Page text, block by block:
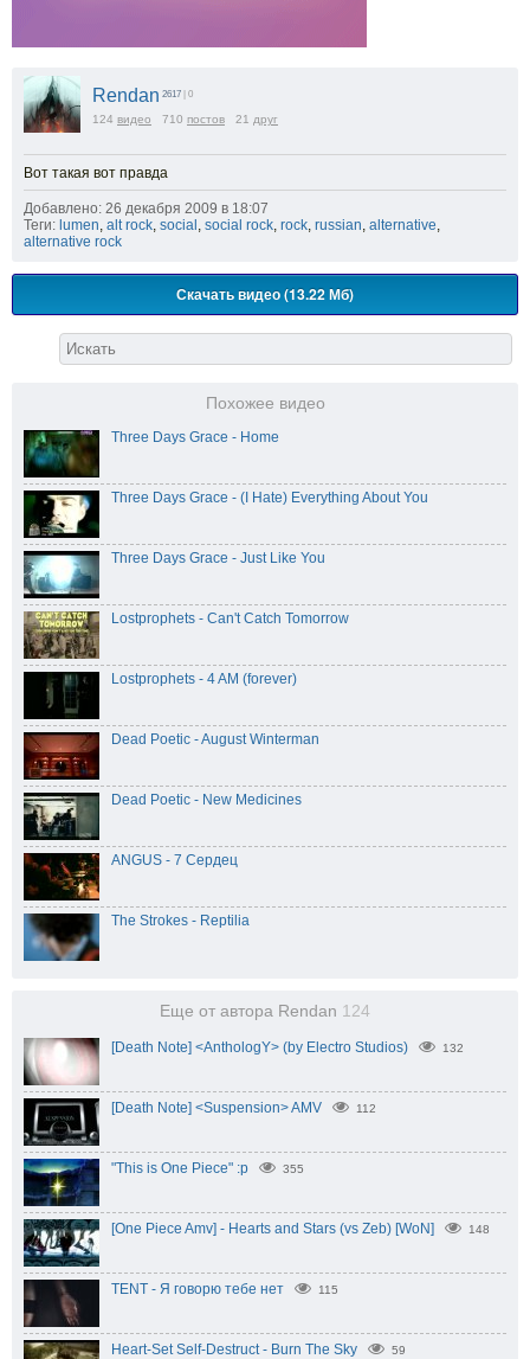
Rendan 2617 | 0
124 видео 710 постов 21 друг
Вот такая вот правда
Добавлено: 26 декабря 2009 в 18:07
Теги: lumen alt rock social social rock rock russian alternative
alternative rock
Скачать видео (13.22 Мб)
Похожее видео
Three Days Grace - Home
Three Days Grace - (I Hate) Everything About You
Three Days Grace - Just Like You
Lostprophets - Can't Catch Tomorrow
Lostprophets - 4 AM (forever)
Dead Poetic - August Winterman
Dead Poetic - New Medicines
ANGUS - 7 Сердец
The Strokes - Reptilia
Еще от автора Rendan 124
[Death Note] <AnthologY> (by Electro Studios) 132
[Death Note] <Suspension> AMV 112
"This is One Piece" :p 355
[One Piece Amv] - Hearts and Stars (vs Zeb) [WoN] 148
TENT - Я говорю тебе нет 115
Heart-Set Self-Destruct - Burn The Sky 59